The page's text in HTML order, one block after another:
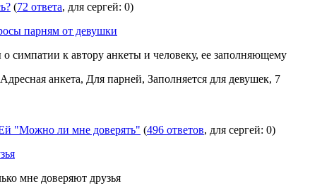
(72 ответа, для сергей: 0)
парням от девушки
симпатии к автору анкеты и человеку, ее заполняющему
анкета, Для парней, Заполняется для девушек, 7
"Можно ли мне доверять" (496 ответов, для сергей: 0)
мне доверяют друзья